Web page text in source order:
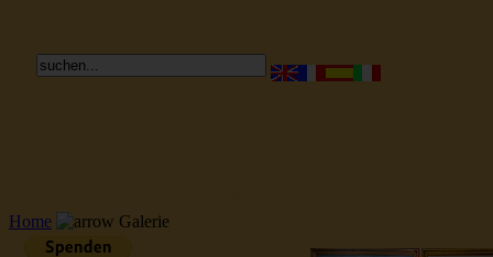
Home Galerie